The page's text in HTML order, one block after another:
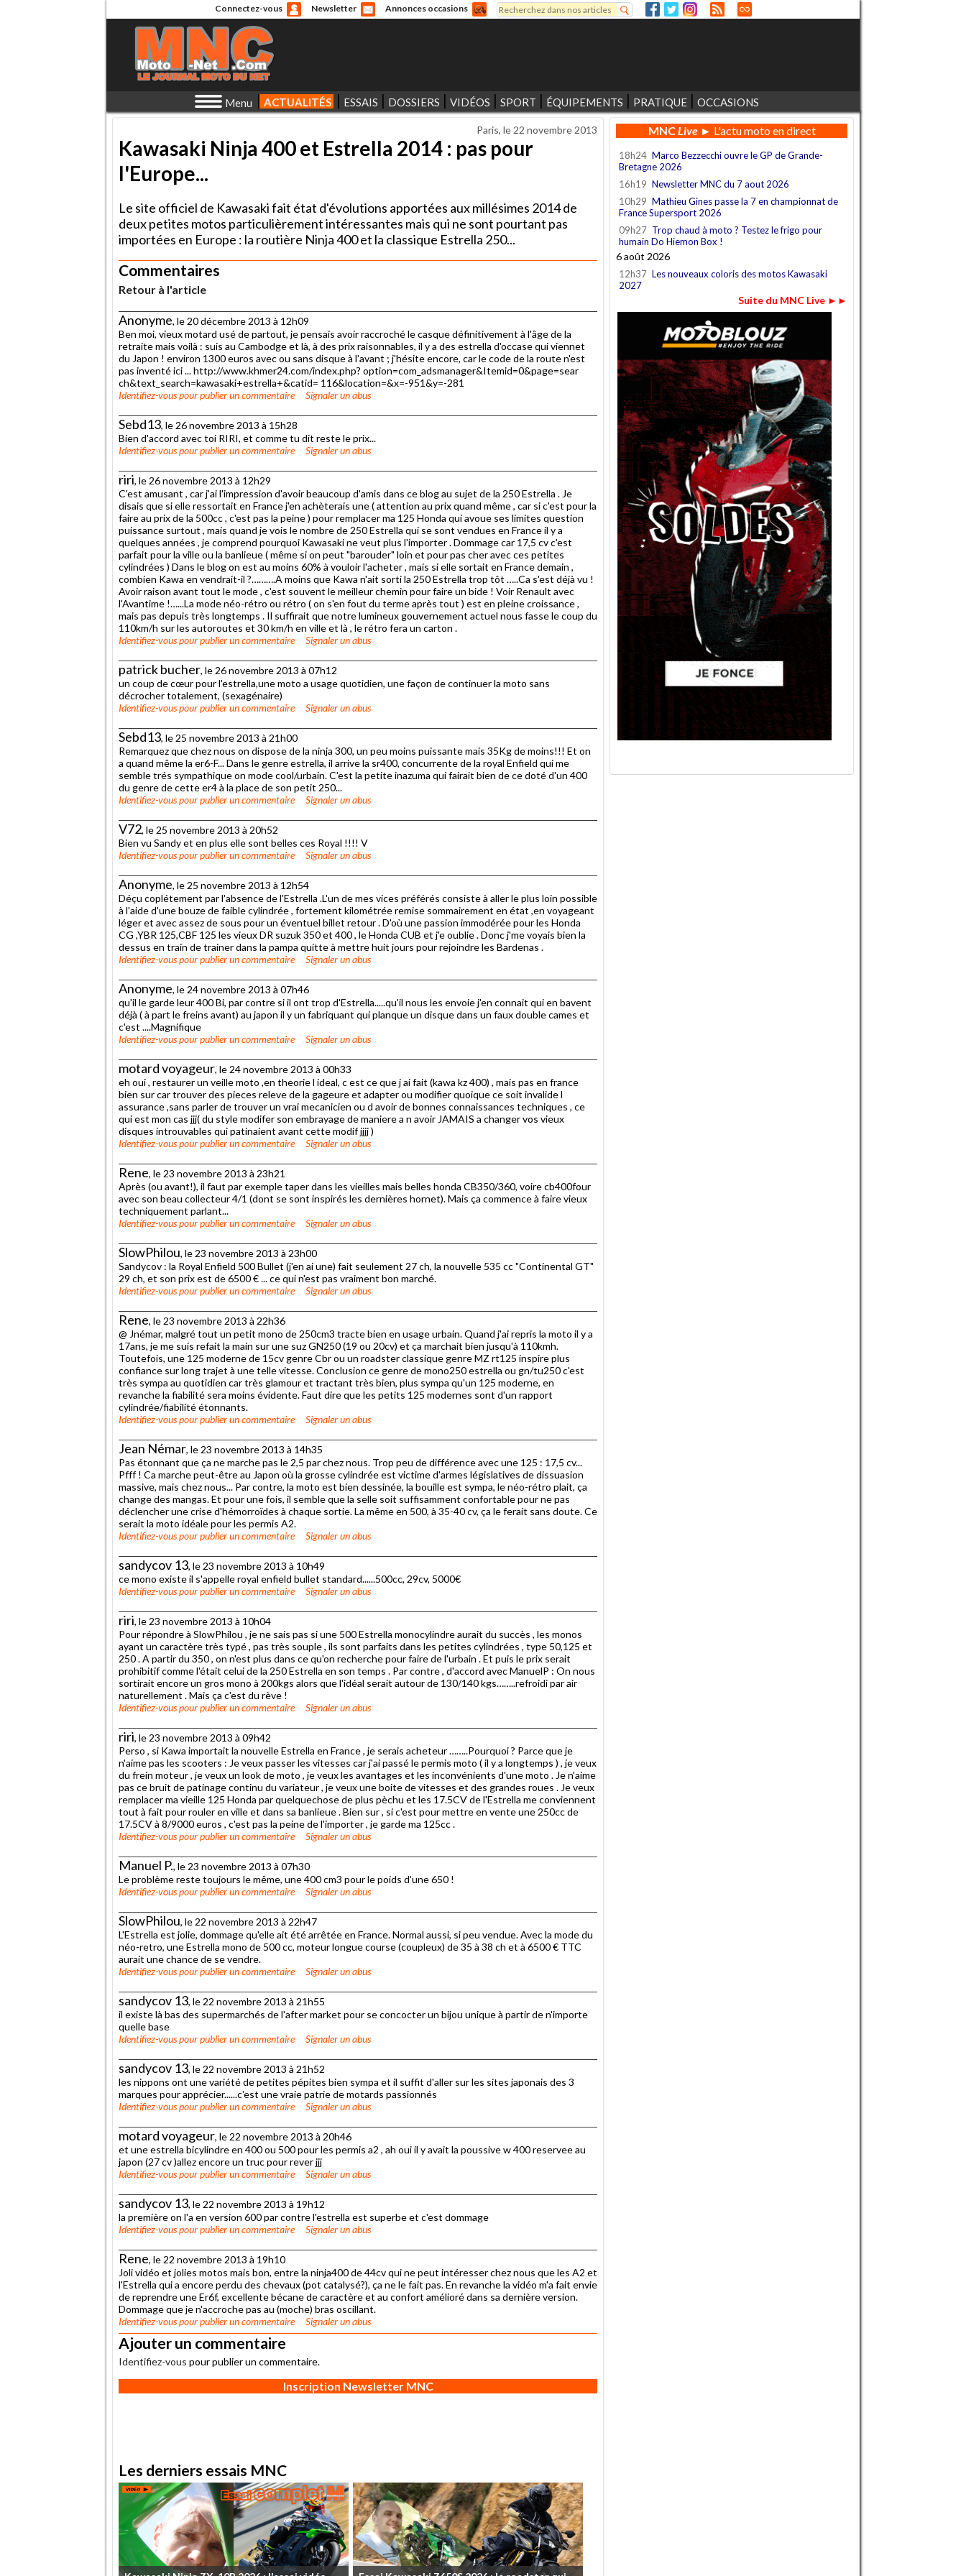
Connectez-vous Newsletter Annonces occasions
Formulaire de recherche
Rechercher
Menu ACTUALITÉS ESSAIS DOSSIERS VIDÉOS SPORT ÉQUIPEMENTS PRATIQUE OCCASIONS
Paris, le 22 novembre 2013
Kawasaki Ninja 400 et Estrella 2014 : pas pour
l'Europe...
Le site officiel de Kawasaki fait état d'évolutions apportées aux millésimes 2014 de
deux petites motos particulièrement intéressantes mais qui ne sont pourtant pas
importées en Europe : la routière Ninja 400 et la classique Estrella 250...
Commentaires
Retour à l'article
Anonyme, le 20 décembre 2013 à 12h09
Ben moi, vieux motard usé de partout, je pensais avoir raccroché le casque définitivement à l'âge de la
retraite mais voilà : suis au Cambodge et là, à des prix raisonnables, il y a des estrella d'occase qui viennet
du Japon ! environ 1300 euros avec ou sans disque à l'avant ; j'hésite encore, car le code de la route n'est
pas inventé ici ... http://www.khmer24.com/index.php? option=com_adsmanager&Itemid=0&page=sear
ch&text_search=kawasaki+estrella+&catid= 116&location=&x=-951&y=-281
Identifiez-vouspour publier un commentaire Signaler un abus
Sebd13, le 26 novembre 2013 à 15h28
Bien d'accord avec toi RIRI, et comme tu dit reste le prix...
Identifiez-vouspour publier un commentaire Signaler un abus
riri, le 26 novembre 2013 à 12h29
C'est amusant , car j'ai l'impression d'avoir beaucoup d'amis dans ce blog au sujet de la 250 Estrella . Je
disais que si elle ressortait en France j'en achèterais une ( attention au prix quand même , car si c'est pour la
faire au prix de la 500cc , c'est pas la peine ) pour remplacer ma 125 Honda qui avoue ses limites question
puissance surtout , mais quand je vois le nombre de 250 Estrella qui se sont vendues en France il y a
quelques années , je comprend pourquoi Kawasaki ne veut plus l'importer . Dommage car 17,5 cv c'est
parfait pour la ville ou la banlieue ( même si on peut "barouder" loin et pour pas cher avec ces petites
cylindrées ) Dans le blog on est au moins 60% à vouloir l'acheter , mais si elle sortait en France demain ,
combien Kawa en vendrait-il ?……….A moins que Kawa n'ait sorti la 250 Estrella trop tôt …..Ca s'est déjà vu !
Avoir raison avant tout le mode , c'est souvent le meilleur chemin pour faire un bide ! Voir Renault avec
l'Avantime !…...La mode néo-rétro ou rétro ( on s'en fout du terme après tout ) est en pleine croissance ,
mais pas depuis très longtemps . Il suffirait que notre lumineux gouvernement actuel nous fasse le coup du
110km/h sur les autoroutes et 30 km/h en ville et là , le rétro fera un carton .
Identifiez-vouspour publier un commentaire Signaler un abus
patrick bucher, le 26 novembre 2013 à 07h12
un coup de cœur pour l'estrella,une moto a usage quotidien, une façon de continuer la moto sans
décrocher totalement, (sexagénaire)
Identifiez-vouspour publier un commentaire Signaler un abus
Sebd13, le 25 novembre 2013 à 21h00
Remarquez que chez nous on dispose de la ninja 300, un peu moins puissante mais 35Kg de moins!!! Et on
a quand même la er6-F... Dans le genre estrella, il arrive la sr400, concurrente de la royal Enfield qui me
semble trés sympathique on mode cool/urbain. C'est la petite inazuma qui fairait bien de ce doté d'un 400
du genre de cette er4 à la place de son petit 250...
Identifiez-vouspour publier un commentaire Signaler un abus
V72, le 25 novembre 2013 à 20h52
Bien vu Sandy et en plus elle sont belles ces Royal !!!! V
Identifiez-vouspour publier un commentaire Signaler un abus
Anonyme, le 25 novembre 2013 à 12h54
Déçu coplétement par l'absence de l'Estrella .L'un de mes vices préférés consiste à aller le plus loin possible
à l'aide d'une bouze de faible cylindrée , fortement kilométrée remise sommairement en état ,en voyageant
léger et avec assez de sous pour un éventuel billet retour . D'où une passion immodérée pour les Honda
CG ,YBR 125,CBF 125 les vieux DR suzuk 350 et 400 , le Honda CUB et j'e oublie . Donc j'me voyais bien la
dessus en train de trainer dans la pampa quitte à mettre huit jours pour rejoindre les Bardenas .
Identifiez-vouspour publier un commentaire Signaler un abus
Anonyme, le 24 novembre 2013 à 07h46
qu'il le garde leur 400 Bi, par contre si il ont trop d'Estrella.....qu'il nous les envoie j'en connait qui en bavent
déjà ( à part le freins avant) au japon il y un fabriquant qui planque un disque dans un faux double cames et
c'est ....Magnifique
Identifiez-vouspour publier un commentaire Signaler un abus
motard voyageur, le 24 novembre 2013 à 00h33
eh oui , restaurer un veille moto ,en theorie l ideal, c est ce que j ai fait (kawa kz 400) , mais pas en france
bien sur car trouver des pieces releve de la gageure et adapter ou modifier quoique ce soit invalide l
assurance ,sans parler de trouver un vrai mecanicien ou d avoir de bonnes connaissances techniques , ce
qui est mon cas jjj( du style modifer son embrayage de maniere a n avoir JAMAIS a changer vos vieux
disques introuvables qui patinaient avant cette modif jjjj )
Identifiez-vouspour publier un commentaire Signaler un abus
Rene, le 23 novembre 2013 à 23h21
Après (ou avant!), il faut par exemple taper dans les vieilles mais belles honda CB350/360, voire cb400four
avec son beau collecteur 4/1 (dont se sont inspirés les dernières hornet). Mais ça commence à faire vieux
techniquement parlant...
Identifiez-vouspour publier un commentaire Signaler un abus
SlowPhilou, le 23 novembre 2013 à 23h00
Sandycov : la Royal Enfield 500 Bullet (j'en ai une) fait seulement 27 ch, la nouvelle 535 cc "Continental GT"
29 ch, et son prix est de 6500 € ... ce qui n'est pas vraiment bon marché.
Identifiez-vouspour publier un commentaire Signaler un abus
Rene, le 23 novembre 2013 à 22h36
@ Jnémar, malgré tout un petit mono de 250cm3 tracte bien en usage urbain. Quand j'ai repris la moto il y a
17ans, je me suis refait la main sur une suz GN250 (19 ou 20cv) et ça marchait bien jusqu'à 110kmh.
Toutefois, une 125 moderne de 15cv genre Cbr ou un roadster classique genre MZ rt125 inspire plus
confiance sur long trajet à une telle vitesse. Conclusion ce genre de mono250 estrella ou gn/tu250 c'est
très sympa au quotidien car très glamour et tractant très bien, plus sympa qu'un 125 moderne, en
revanche la fiabilité sera moins évidente. Faut dire que les petits 125 modernes sont d'un rapport
cylindrée/fiabilité étonnants.
Identifiez-vouspour publier un commentaire Signaler un abus
Jean Némar, le 23 novembre 2013 à 14h35
Pas étonnant que ça ne marche pas le 2,5 par chez nous. Trop peu de différence avec une 125 : 17,5 cv...
Pfff ! Ca marche peut-être au Japon où la grosse cylindrée est victime d'armes législatives de dissuasion
massive, mais chez nous... Par contre, la moto est bien dessinée, la bouille est sympa, le néo-rétro plait, ça
change des mangas. Et pour une fois, il semble que la selle soit suffisamment confortable pour ne pas
déclencher une crise d'hémorroïdes à chaque sortie. La même en 500, à 35-40 cv, ça le ferait sans doute. Ce
serait la moto idéale pour les permis A2.
Identifiez-vouspour publier un commentaire Signaler un abus
sandycov 13, le 23 novembre 2013 à 10h49
ce mono existe il s'appelle royal enfield bullet standard......500cc, 29cv, 5000€
Identifiez-vouspour publier un commentaire Signaler un abus
riri, le 23 novembre 2013 à 10h04
Pour répondre à SlowPhilou , je ne sais pas si une 500 Estrella monocylindre aurait du succès , les monos
ayant un caractère très typé , pas très souple , ils sont parfaits dans les petites cylindrées , type 50,125 et
250 . A partir du 350 , on n'est plus dans ce qu'on recherche pour faire de l'urbain . Et puis le prix serait
prohibitif comme l'était celui de la 250 Estrella en son temps . Par contre , d'accord avec ManuelP : On nous
sortirait encore un gros mono à 200kgs alors que l'idéal serait autour de 130/140 kgs……..refroidi par air
naturellement . Mais ça c'est du rève !
Identifiez-vouspour publier un commentaire Signaler un abus
riri, le 23 novembre 2013 à 09h42
Perso , si Kawa importait la nouvelle Estrella en France , je serais acheteur ……..Pourquoi ? Parce que je
n'aime pas les scooters : Je veux passer les vitesses car j'ai passé le permis moto ( il y a longtemps ) , je veux
du frein moteur , je veux un look de moto , je veux les avantages et les inconvénients d'une moto . Je n'aime
pas ce bruit de patinage continu du variateur , je veux une boite de vitesses et des grandes roues . Je veux
remplacer ma vieille 125 Honda par quelquechose de plus pèchu et les 17.5CV de l'Estrella me conviennent
tout à fait pour rouler en ville et dans sa banlieue . Bien sur , si c'est pour mettre en vente une 250cc de
17.5CV à 8/9000 euros , c'est pas la peine de l'importer , je garde ma 125cc .
Identifiez-vouspour publier un commentaire Signaler un abus
Manuel P., le 23 novembre 2013 à 07h30
Le problème reste toujours le même, une 400 cm3 pour le poids d'une 650 !
Identifiez-vouspour publier un commentaire Signaler un abus
SlowPhilou, le 22 novembre 2013 à 22h47
L'Estrella est jolie, dommage qu'elle ait été arrêtée en France. Normal aussi, si peu vendue. Avec la mode du
néo-retro, une Estrella mono de 500 cc, moteur longue course (coupleux) de 35 à 38 ch et à 6500 € TTC
aurait une chance de se vendre.
Identifiez-vouspour publier un commentaire Signaler un abus
sandycov 13, le 22 novembre 2013 à 21h55
il existe là bas des supermarchés de l'after market pour se concocter un bijou unique à partir de n'importe
quelle base
Identifiez-vouspour publier un commentaire Signaler un abus
sandycov 13, le 22 novembre 2013 à 21h52
les nippons ont une variété de petites pépites bien sympa et il suffit d'aller sur les sites japonais des 3
marques pour apprécier......c'est une vraie patrie de motards passionnés
Identifiez-vouspour publier un commentaire Signaler un abus
motard voyageur, le 22 novembre 2013 à 20h46
et une estrella bicylindre en 400 ou 500 pour les permis a2 , ah oui il y avait la poussive w 400 reservee au
japon (27 cv )allez encore un truc pour rever jjj
Identifiez-vouspour publier un commentaire Signaler un abus
sandycov 13, le 22 novembre 2013 à 19h12
la première on l'a en version 600 par contre l'estrella est superbe et c'est dommage
Identifiez-vouspour publier un commentaire Signaler un abus
Rene, le 22 novembre 2013 à 19h10
Joli vidéo et jolies motos mais bon, entre la ninja400 de 44cv qui ne peut intéresser chez nous que les A2 et
l'Estrella qui a encore perdu des chevaux (pot catalysé?), ça ne le fait pas. En revanche la vidéo m'a fait envie
de reprendre une Er6f, excellente bécane de caractère et au confort amélioré dans sa dernière version.
Dommage que je n'accroche pas au (moche) bras oscillant.
Identifiez-vouspour publier un commentaire Signaler un abus
Ajouter un commentaire
Identifiez-vous pour publier un commentaire.
Inscription Newsletter MNC
Les derniers essais MNC
MNCLive► L'actu moto en direct
18h24 Marco Bezzecchi ouvre le GP de Grande-
Bretagne 2026
16h19 Newsletter MNC du 7 aout 2026
10h29 Mathieu Gines passe la 7 en championnat de
France Supersport 2026
09h27 Trop chaud à moto ? Testez le frigo pour
humain Do Hiemon Box !
6 août 2026
12h37 Les nouveaux coloris des motos Kawasaki
2027
Suite du MNC Live ►►